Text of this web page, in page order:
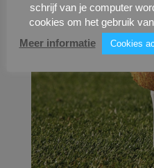
schrijf van je computer
cookies om het gebruik
Meer informatie
Cookies